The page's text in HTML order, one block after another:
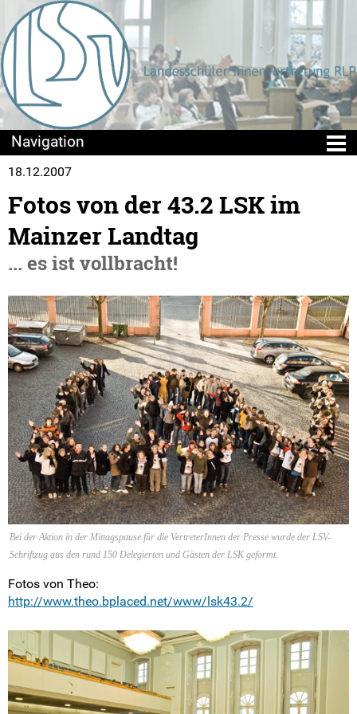
Die LSV
Wir über uns
Struktur
Kreis- und Stadt-SVen
Der Vorstand
Arbeitsprogramm
Arbeitsbereiche
Der Landesrat
Die Bundesebene
FSJ Politik in der LSV
LSV-Förderverein
Positionen & Lesestoff
18.12.2007
Fotos von der 43.2 LSK im
Mainzer Landtag
... es ist vollbracht!
Bei der Aktion in der Mittagspause für die VertreterInnen der Presse wurde der LSV-
Schriftzug aus den rund 150 Delegierten und Gästen der LSK geformt.
Fotos von Theo:
http://www.theo.bplaced.net/www/lsk43.2/